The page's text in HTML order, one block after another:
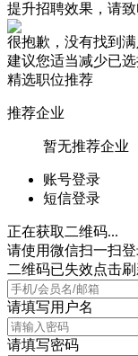
提升招聘效果，请致
很抱歉，没有找到
建议您适当减少已
精选职位推荐
推荐企业
暂无推荐企业
账号登录
短信登录
正在获取二维码...
请使用微信扫一扫
二维码已失效点击
请填写用户名
请填写密码